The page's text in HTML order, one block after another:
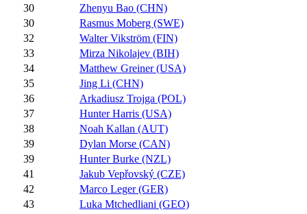
30
Zhenyu Bao (CHN)
30
Rasmus Moberg (SWE)
32
Walter Vikström (FIN)
33
Mirza Nikolajev (BIH)
34
Matthew Greiner (USA)
35
Jing Li (CHN)
36
Arkadiusz Trojga (POL)
37
Hunter Harris (USA)
38
Noah Kallan (AUT)
39
Dylan Morse (CAN)
39
Hunter Burke (NZL)
41
Jakub Vepřovský (CZE)
42
Marco Leger (GER)
43
Luka Mtchedliani (GEO)